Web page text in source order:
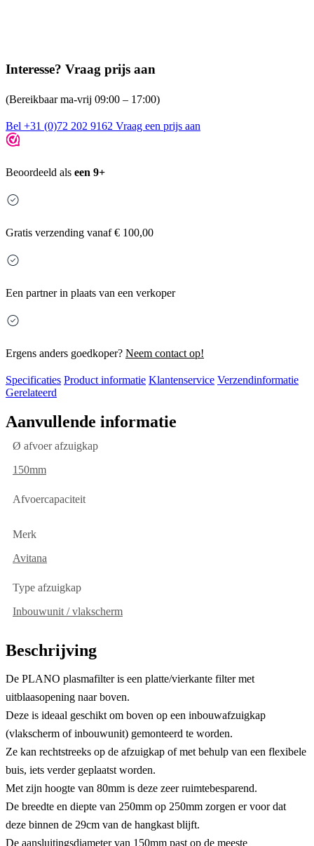
Interesse? Vraag prijs aan
(Bereikbaar ma-vrij 09:00 – 17:00)
Bel +31 (0)72 202 9162 Vraag een prijs aan
Beoordeeld als een 9+
Gratis verzending vanaf € 100,00
Een partner in plaats van een verkoper
Ergens anders goedkoper? Neem contact op!
Specificaties Product informatie Klantenservice Verzendinformatie
Gerelateerd
Aanvullende informatie
Ø afvoer afzuigkap
150mm
Afvoercapaciteit
Merk
Avitana
Type afzuigkap
Inbouwunit / vlakscherm
Beschrijving
De PLANO plasmafilter is een platte/vierkante filter met
uitblaasopening naar boven.
Deze is ideaal geschikt om boven op een inbouwafzuigkap
(vlakscherm of inbouwunit) gemonteerd te worden.
Ze kan rechtstreeks op de afzuigkap of met behulp van een flexibele
buis, iets verder geplaatst worden.
Met zijn hoogte van 80mm is deze zeer ruimtebesparend.
De breedte en diepte van 250mm op 250mm zorgen er voor dat
deze binnen de 29cm van de hangkast blijft.
De aansluitingsdiameter van 150mm past op de meeste